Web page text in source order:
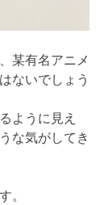
某有名アニメ
ないでしょう
ように見え
な気がしてき
。